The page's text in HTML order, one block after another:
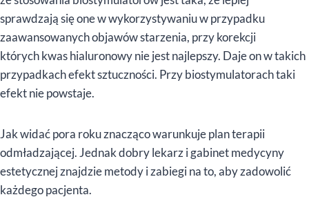
sprawdzają się one w wykorzystywaniu w przypadku
zaawansowanych objawów starzenia, przy korekcji
których kwas hialuronowy nie jest najlepszy. Daje on w takich
przypadkach efekt sztuczności. Przy biostymulatorach taki
efekt nie powstaje.
Jak widać pora roku znacząco warunkuje plan terapii
odmładzającej. Jednak dobry lekarz i gabinet medycyny
estetycznej znajdzie metody i zabiegi na to, aby zadowolić
każdego pacjenta.